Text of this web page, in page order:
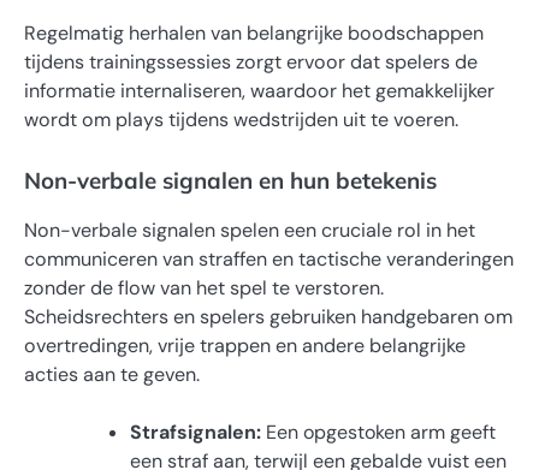
Regelmatig herhalen van belangrijke boodschappen
tijdens trainingssessies zorgt ervoor dat spelers de
informatie internaliseren, waardoor het gemakkelijker
wordt om plays tijdens wedstrijden uit te voeren.
Non-verbale signalen en hun betekenis
Non-verbale signalen spelen een cruciale rol in het
communiceren van straffen en tactische veranderingen
zonder de flow van het spel te verstoren.
Scheidsrechters en spelers gebruiken handgebaren om
overtredingen, vrije trappen en andere belangrijke
acties aan te geven.
Strafsignalen: Een opgestoken arm geeft
een straf aan, terwijl een gebalde vuist een